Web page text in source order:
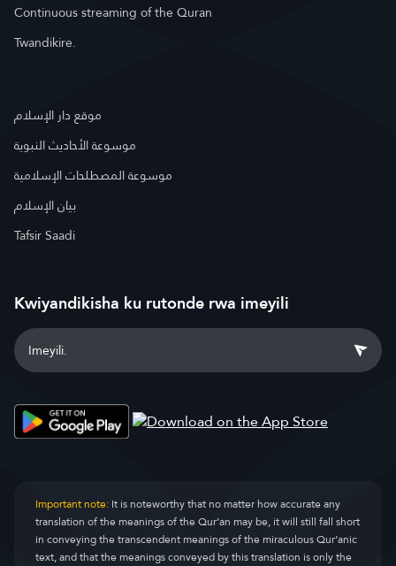
Continuous streaming of the Quran
Twandikire.
موقع دار الإسلام
موسوعة الأحاديث النبوية
موسوعة المصطلحات الإسلامية
بيان الإسلام
Tafsir Saadi
Kwiyandikisha ku rutonde rwa imeyili
Important note:It is noteworthy that no matter how accurate any
translation of the meanings of the Qur’an may be, it will still fall short
in conveying the transcendent meanings of the miraculous Qur’anic
text, and that the meanings conveyed by this translation is only the